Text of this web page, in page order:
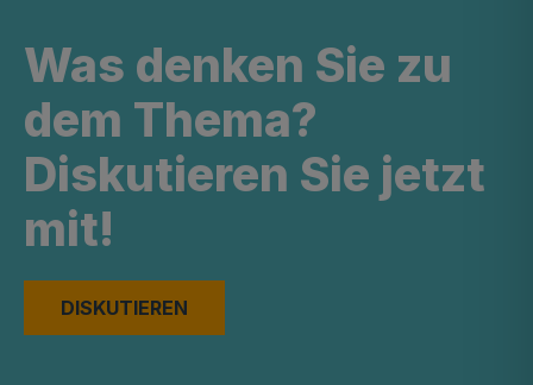
Was denken Sie zu
dem Thema?
Diskutieren Sie jetzt
mit!
DISKUTIEREN